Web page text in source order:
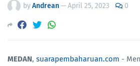
byAndrean—April 25, 2023 0
MEDAN, suarapembaharuan.com -